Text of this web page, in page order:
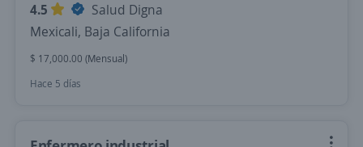
4.5
Salud Digna
Mexicali, Baja California
$ 17,000.00 (Mensual)
Hace 5 días